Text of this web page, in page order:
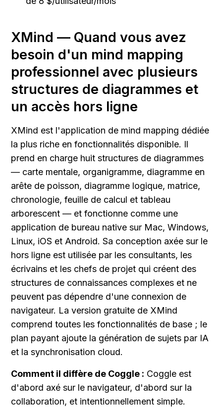
XMind — Quand vous avez
besoin d'un mind mapping
professionnel avec plusieurs
structures de diagrammes et
un accès hors ligne
XMind est l'application de mind mapping dédiée
la plus riche en fonctionnalités disponible. Il
prend en charge huit structures de diagrammes
— carte mentale, organigramme, diagramme en
arête de poisson, diagramme logique, matrice,
chronologie, feuille de calcul et tableau
arborescent — et fonctionne comme une
application de bureau native sur Mac, Windows,
Linux, iOS et Android. Sa conception axée sur le
hors ligne est utilisée par les consultants, les
écrivains et les chefs de projet qui créent des
structures de connaissances complexes et ne
peuvent pas dépendre d'une connexion de
navigateur. La version gratuite de XMind
comprend toutes les fonctionnalités de base ; le
plan payant ajoute la génération de sujets par IA
et la synchronisation cloud.
Comment il diffère de Coggle : Coggle est
d'abord axé sur le navigateur, d'abord sur la
collaboration, et intentionnellement simple.